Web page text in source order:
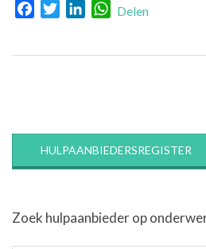
FacebookTwitterLinkedInWhatsApp
Delen
HULPAANBIEDERSREGISTER
Zoek hulpaanbieder op